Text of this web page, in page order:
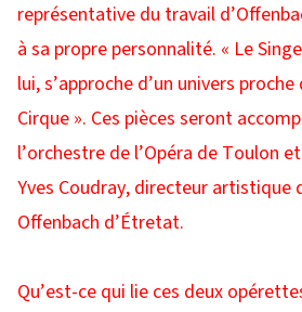
représentative du travail
à sa propre personnalité. « Le
lui, s’approche d’un univers
Cirque ». Ces pièces seront
l’orchestre de l’Opéra de Toulon
Yves Coudray, directeur artistique
Offenbach d’Étretat.
Qu’est-ce qui lie ces deux